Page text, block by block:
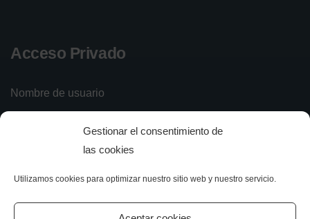
Gestionar el consentimiento de
las cookies
Utilizamos cookies para optimizar nuestro sitio web y nuestro servicio.
Acceso Privado
Nombre de usuario
Olvidé mi contraseña